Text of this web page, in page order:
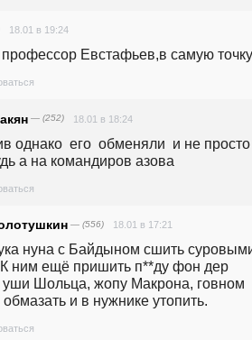
18.01 в 19:24
Евстафьев,в самую
— (252) 18.01 в 18:24
однако  его  обменяли  и не
а на командиров азова
— (556) 18.01 в 17:21
нуна с Байдыном сшить
К ним ещё пришить п**ду фон дер
Шольца, жопу Макрона, говном
и в нужнике утопить.